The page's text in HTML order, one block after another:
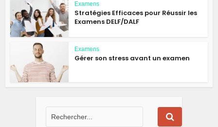
Examens
Stratégies Efficaces pour Réussir les
Examens DELF/DALF
Examens
Gérer son stress avant un examen